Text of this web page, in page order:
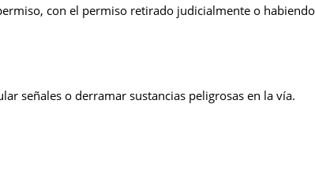
con el permiso retirado judicialmente o
señales o derramar sustancias peligrosas en la vía.